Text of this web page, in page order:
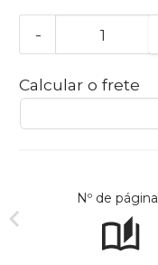
-
Calcular o frete
Nº de